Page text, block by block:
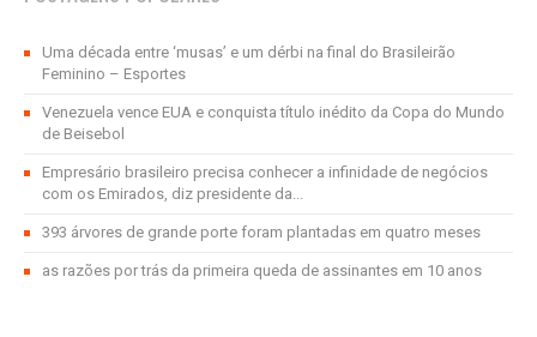
Uma década entre ‘musas’ e um dérbi na final do Brasileirão
Feminino – Esportes
Venezuela vence EUA e conquista título inédito da Copa do Mundo
de Beisebol
Empresário brasileiro precisa conhecer a infinidade de negócios
com os Emirados, diz presidente da...
393 árvores de grande porte foram plantadas em quatro meses
as razões por trás da primeira queda de assinantes em 10 anos